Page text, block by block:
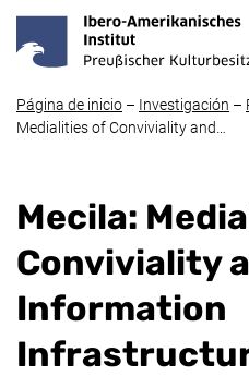
Página de inicio – Investigación –
Medialities of Conviviality and…
Mecila:
Conviviality
Information